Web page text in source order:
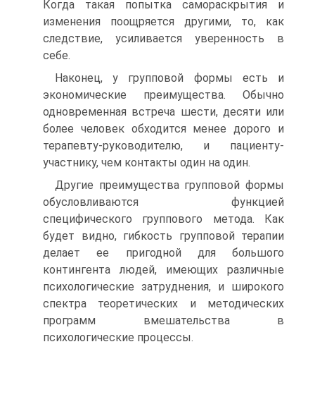
Когда такая попытка самораскрытия и
изменения поощряется другими, то, как
следствие, усиливается уверенность в
себе.
Наконец, у групповой формы есть и
экономические преимущества. Обычно
одновременная встреча шести, десяти или
более человек обходится менее дорого и
терапевту-руководителю, и пациенту-
участнику, чем контакты один на один.
Другие преимущества групповой формы
обусловливаются функцией
специфического группового метода. Как
будет видно, гибкость групповой терапии
делает ее пригодной для большого
контингента людей, имеющих различные
психологические затруднения, и широкого
спектра теоретических и методических
программ вмешательства в
психологические процессы.